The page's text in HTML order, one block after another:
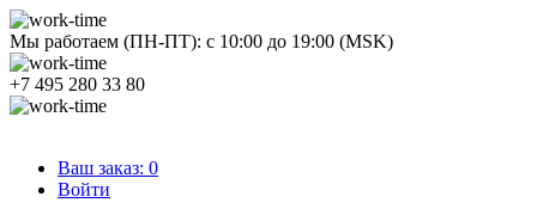
Мы работаем (ПН-ПТ): с 10:00 до 19:00 (MSK)
+7 495 280 33 80
Ваш заказ: 0
Войти